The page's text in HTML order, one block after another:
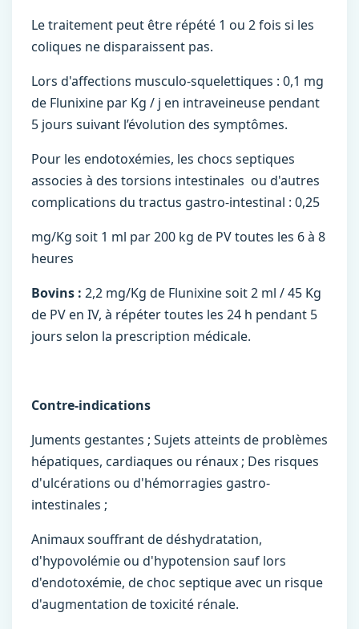
Le traitement peut être répété 1 ou 2 fois si les
coliques ne disparaissent pas.
Lors d'affections musculo-squelettiques : 0,1 mg
de Flunixine par Kg / j en intraveineuse pendant
5 jours suivant l’évolution des symptômes.
Pour les endotoxémies, les chocs septiques
associes à des torsions intestinales ou d'autres
complications du tractus gastro-intestinal : 0,25
mg/Kg soit 1 ml par 200 kg de PV toutes les 6 à 8
heures
Bovins : 2,2 mg/Kg de Flunixine soit 2 ml / 45 Kg
de PV en IV, à répéter toutes les 24 h pendant 5
jours selon la prescription médicale.
Contre-indications
Juments gestantes ; Sujets atteints de problèmes
hépatiques, cardiaques ou rénaux ; Des risques
d'ulcérations ou d'hémorragies gastro-
intestinales ;
Animaux souffrant de déshydratation,
d'hypovolémie ou d'hypotension sauf lors
d'endotoxémie, de choc septique avec un risque
d'augmentation de toxicité rénale.